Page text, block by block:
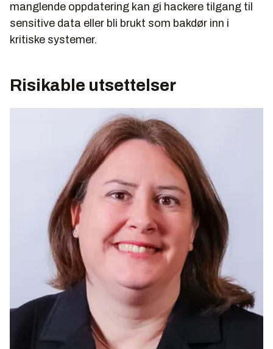
manglende oppdatering kan gi hackere tilgang til
sensitive data eller bli brukt som bakdør inn i
kritiske systemer.
Risikable utsettelser